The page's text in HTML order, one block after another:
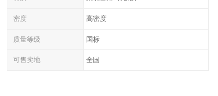
密度 高密度
质量等级 国标
可售卖地 全国